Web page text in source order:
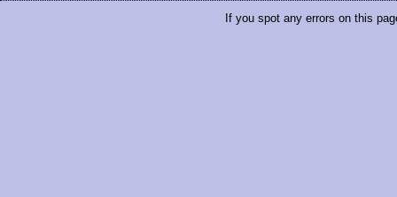
If you spot any errors on this